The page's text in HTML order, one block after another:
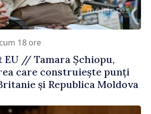
18 ore
EU // Tamara Șchiopu,
care construiește punți
și Republica Moldova